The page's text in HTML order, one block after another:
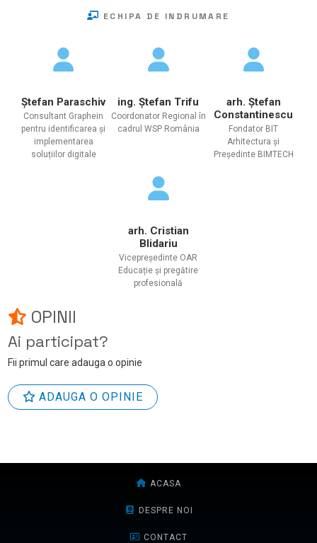
ECHIPA DE INDRUMARE
Ștefan Paraschiv
Consultant Graphein
pentru identificarea și
implementarea
soluțiilor digitale
ing. Ștefan Trifu
Coordonator Regional în
cadrul WSP România
arh. Ștefan
Constantinescu
Fondator BIT
Arhitectura și
Președinte BIMTECH
arh. Cristian
Blidariu
Vicepreședinte OAR
Educație și pregătire
profesională
OPINII
Ai participat?
Fii primul care adauga o opinie
ADAUGA O OPINIE
ACASA
DESPRE NOI
CONTACT